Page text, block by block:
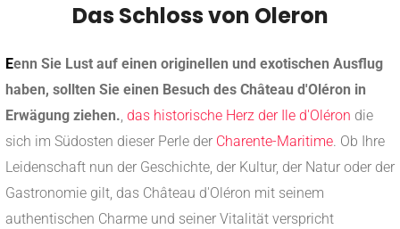
Das Schloss von Oleron
Eenn Sie Lust auf einen originellen und exotischen Ausflug
haben, sollten Sie einen Besuch des Château d'Oléron in
Erwägung ziehen., das historische Herz der Ile d'Oléron die
sich im Südosten dieser Perle der Charente-Maritime. Ob Ihre
Leidenschaft nun der Geschichte, der Kultur, der Natur oder der
Gastronomie gilt, das Château d'Oléron mit seinem
authentischen Charme und seiner Vitalität verspricht